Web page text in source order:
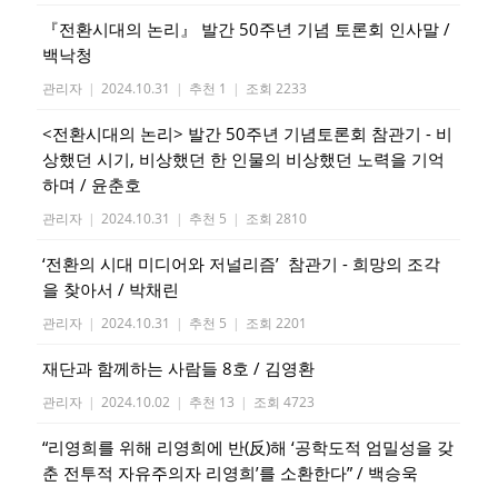
『전환시대의 논리』 발간 50주년 기념 토론회 인사말 /
백낙청
관리자 | 2024.10.31 | 추천 1 | 조회 2233
<전환시대의 논리> 발간 50주년 기념토론회 참관기 - 비
상했던 시기, 비상했던 한 인물의 비상했던 노력을 기억
하며 / 윤춘호
관리자 | 2024.10.31 | 추천 5 | 조회 2810
‘전환의 시대 미디어와 저널리즘’ 참관기 - 희망의 조각
을 찾아서 / 박채린
관리자 | 2024.10.31 | 추천 5 | 조회 2201
재단과 함께하는 사람들 8호 / 김영환
관리자 | 2024.10.02 | 추천 13 | 조회 4723
“리영희를 위해 리영희에 반(反)해 ‘공학도적 엄밀성을 갖
춘 전투적 자유주의자 리영희’를 소환한다” / 백승욱